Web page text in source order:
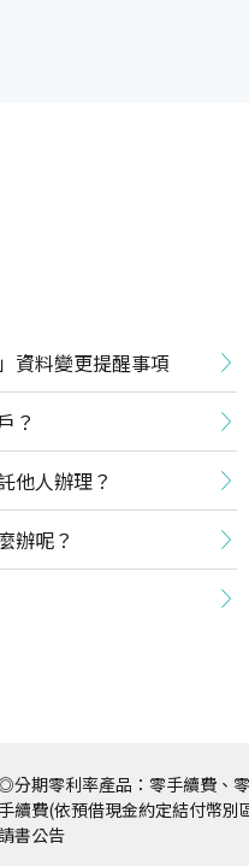
資料變更提醒事項
？
他人辦理？
辦呢？
分期零利率產品：零手續費、
手續費(依預借現金約定結付幣
請書公告